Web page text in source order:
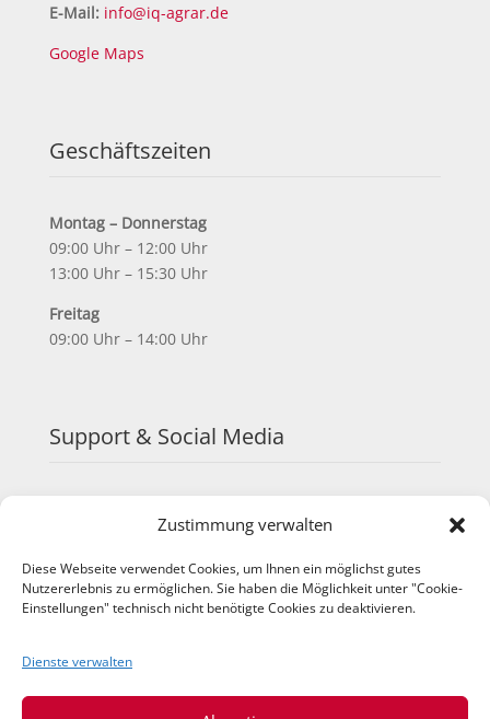
Zustimmung verwalten
Diese Webseite verwendet Cookies, um Ihnen ein möglichst gutes
Nutzererlebnis zu ermöglichen. Sie haben die Möglichkeit unter "Cookie-
Einstellungen" technisch nicht benötigte Cookies zu deaktivieren.
Dienste verwalten
E-Mail: info@iq-agrar.de
Google Maps
Geschäftszeiten
Montag – Donnerstag
09:00 Uhr – 12:00 Uhr
13:00 Uhr – 15:30 Uhr
Freitag
09:00 Uhr – 14:00 Uhr
Support & Social Media
YouTube
Instagram